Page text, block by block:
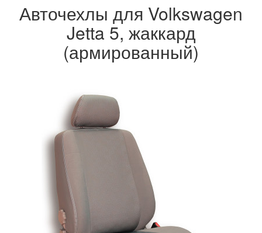
Авточехлы для Volkswagen
Jetta 5, жаккард
(армированный)